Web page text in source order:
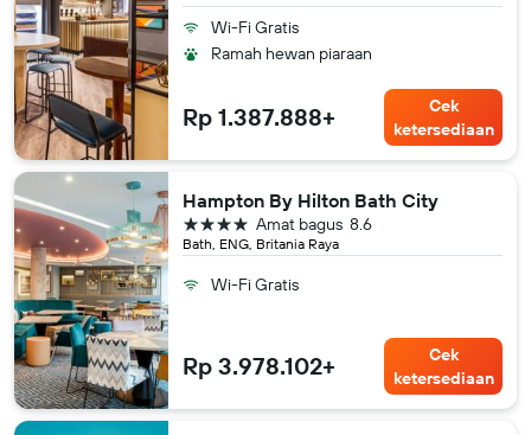
Wi-Fi Gratis
Ramah hewan piaraan
Rp 1.387.888+
Cek
ketersediaan
Hampton By Hilton Bath City
Bath, ENG, Britania Raya
8.6
Amat bagus
bintang 4
Wi-Fi Gratis
Rp 3.978.102+
Cek
ketersediaan